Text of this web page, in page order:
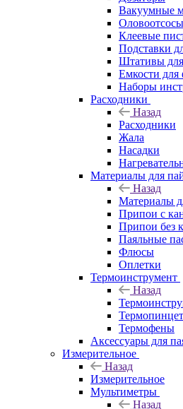
Вакуумные
Оловоотсосы
Клеевые
Подставки
Штативы
Емкости для
Наборы
Расходники
Назад
Расходники
Жала
Насадки
Материалы для
Назад
Материалы
Припои с
Припои без
Паяльные
Флюсы
Оплетки
Термоинструмент
Назад
Термофены
Аксессуары для
Измерительное
Назад
Измерительное
Мультиметры
Назад